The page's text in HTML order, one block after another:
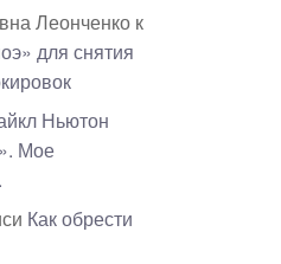
Леонченко к
для снятия
Ньютон
Мое
Как обрести